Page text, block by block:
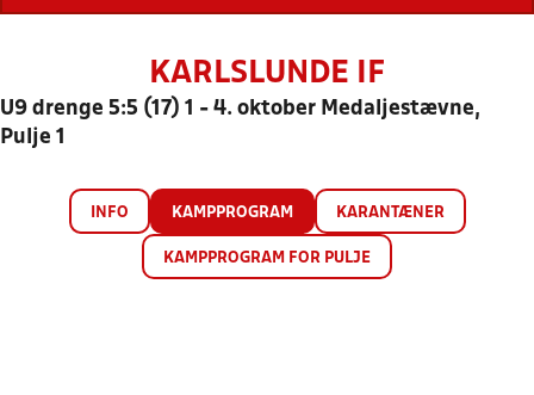
KARLSLUNDE IF
U9 drenge 5:5 (17) 1 - 4. oktober Medaljestævne,
Pulje 1
INFO KAMPPROGRAM KARANTÆNER
KAMPPROGRAM FOR PULJE